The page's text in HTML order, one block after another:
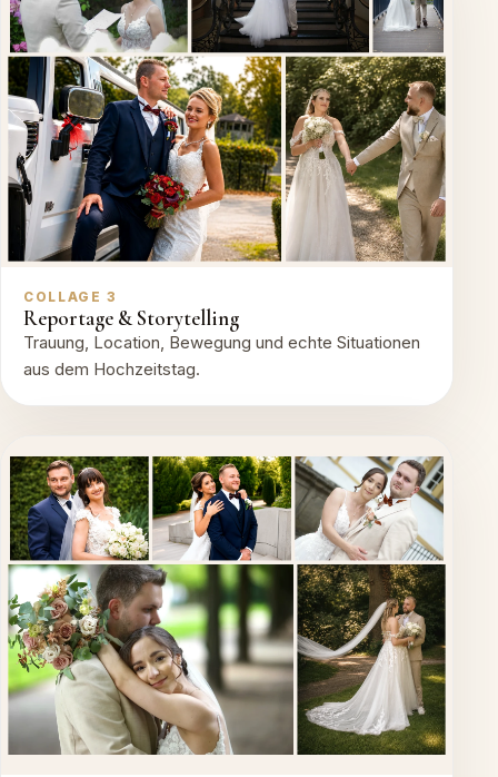
COLLAGE 3
Reportage & Storytelling
Trauung, Location, Bewegung und echte Situationen
aus dem Hochzeitstag.